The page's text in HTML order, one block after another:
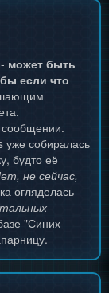
может быть
если что
сообщении.
уже собиралась
будто её
не сейчас,
огляделась
"Синих